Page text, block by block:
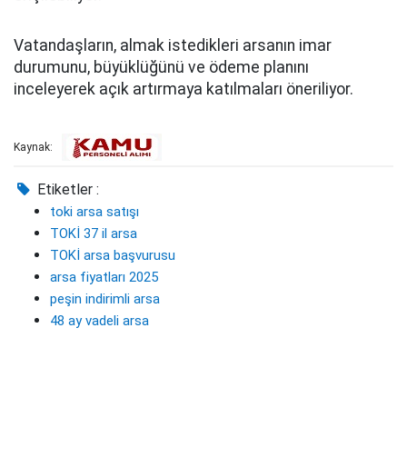
Vatandaşların, almak istedikleri arsanın imar
durumunu, büyüklüğünü ve ödeme planını
inceleyerek açık artırmaya katılmaları öneriliyor.
Kaynak:
Etiketler :
toki arsa satışı
TOKİ 37 il arsa
TOKİ arsa başvurusu
arsa fiyatları 2025
peşin indirimli arsa
48 ay vadeli arsa